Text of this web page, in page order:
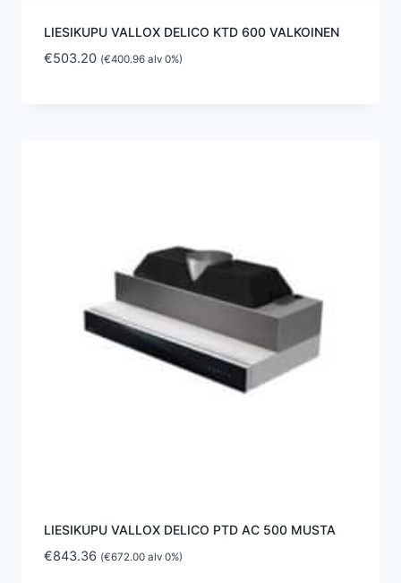
LIESIKUPU VALLOX DELICO KTD 600 VALKOINEN
€503.20 (€400.96alv 0%)
LIESIKUPU VALLOX DELICO PTD AC 500 MUSTA
€843.36 (€672.00alv 0%)